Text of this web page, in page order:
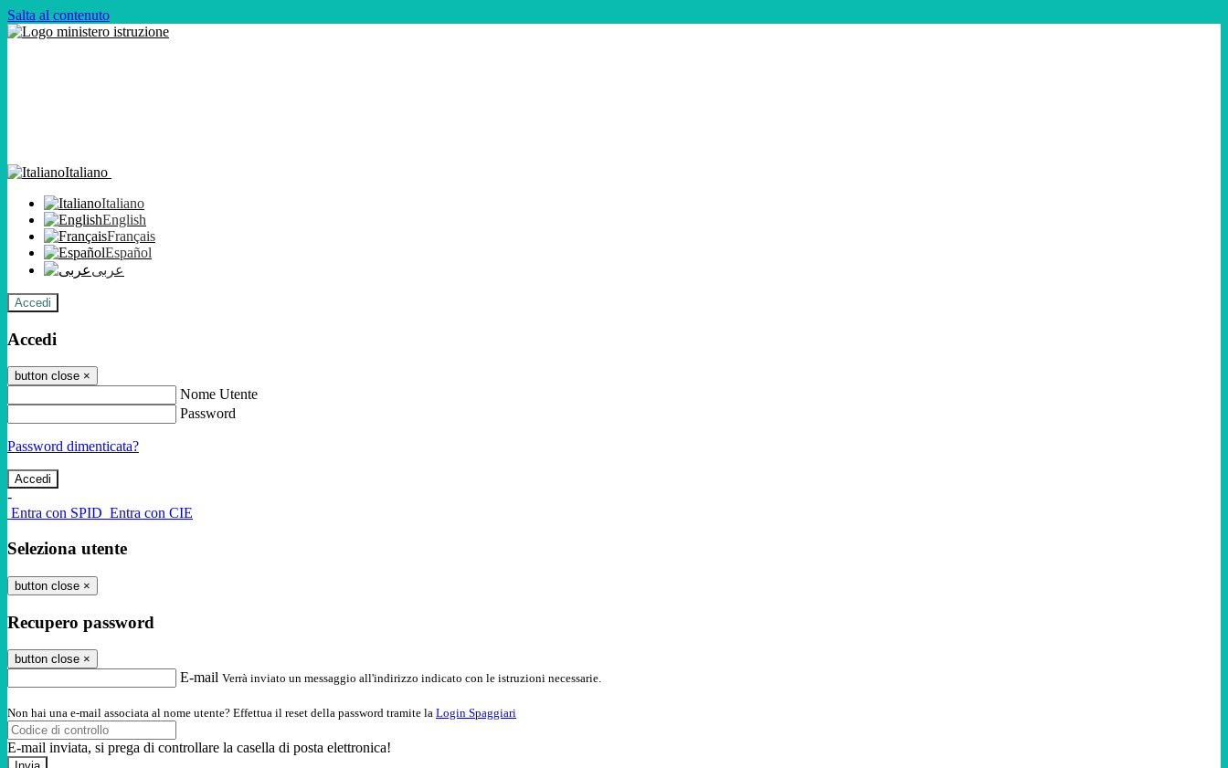
Salta al contenuto
Italiano
Italiano
English
Français
Español
عربى
Accedi
Accedi
button close ×
Nome Utente
Password
Password dimenticata?
-
Entra con SPID Entra con CIE
Seleziona utente
button close ×
Recupero password
button close ×
E-mail Verrà inviato un messaggio all'indirizzo indicato con le istruzioni necessarie.
Non hai una e-mail associata al nome utente? Effettua il reset della password tramite la Login Spaggiari
E-mail inviata, si prega di controllare la casella di posta elettronica!